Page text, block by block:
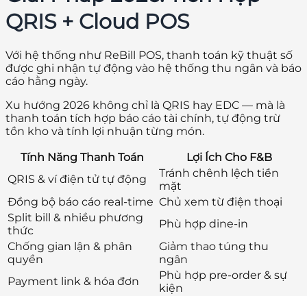
QRIS + Cloud POS
Với hệ thống như ReBill POS, thanh toán kỹ thuật số
được ghi nhận tự động vào hệ thống thu ngân và báo
cáo hằng ngày.
Xu hướng 2026 không chỉ là QRIS hay EDC — mà là
thanh toán tích hợp báo cáo tài chính, tự động trừ
tồn kho và tính lợi nhuận từng món.
Tính Năng Thanh Toán
Lợi Ích Cho F&B
QRIS & ví điện tử tự động
Tránh chênh lệch tiền
mặt
Đồng bộ báo cáo real-time Chủ xem từ điện thoại
Split bill & nhiều phương
thức
Phù hợp dine-in
Chống gian lận & phân
quyền
Giảm thao túng thu
ngân
Payment link & hóa đơn
Phù hợp pre-order & sự
kiện